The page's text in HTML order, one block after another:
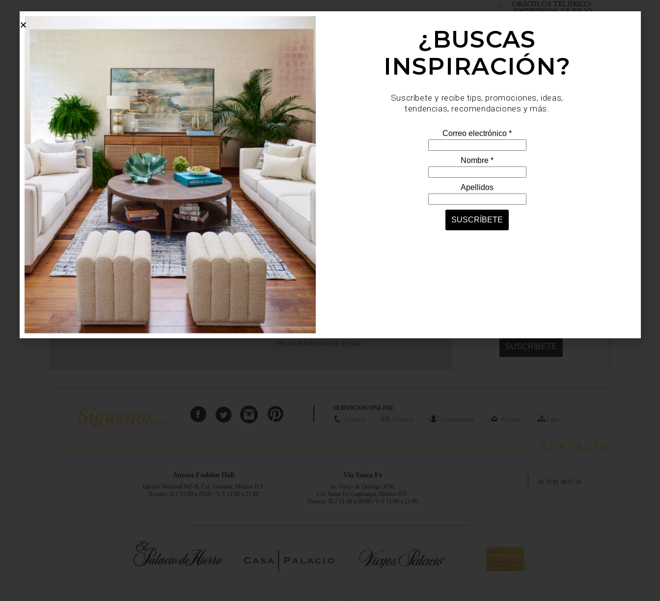
6.
ORÁCULOS TELÚRICO-
SINTÉTICOS, DE JULIO
lo más nuevo
1.
BIENVENIDA, ZASH: UNA
NUEVA MANERA DE VIVIR
LA MESA LLEGA A CASA
PALACIO.
mesa y cocina
august 05 2026
¿BUSCAS MÁS
INSPIRACIÓN?
Suscríbete y recibe tips, promociones, ideas, tendencias,
recomendaciones y más.
Síguenos... SERVICIOS ONLINE
Antara Fashion Hall
Ejército Nacional 843-B, Col. Granada, México D.F.
Horario: D-J 11:00 a 20:00 / V-S 11:00 a 21:00
Vía Santa Fe
Av. Vasco de Quiroga 3850,
Col. Santa Fe Cuajimalpa, México D.F.
Horario: D-J 11:00 a 20:00 / V-S 11:00 a 21:00
01 55 91 38 37 50
¿BUSCAS
INSPIRACIÓN?
Suscríbete y recibe tips, promociones, ideas,
tendencias, recomendaciones y más.